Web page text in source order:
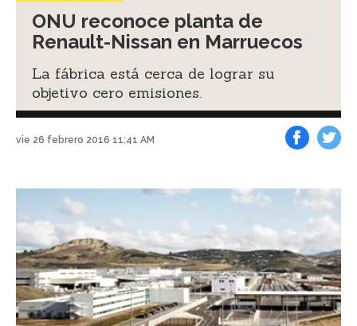
ONU reconoce planta de
Renault-Nissan en Marruecos
La fábrica está cerca de lograr su
objetivo cero emisiones.
vie 26 febrero 2016 11:41 AM